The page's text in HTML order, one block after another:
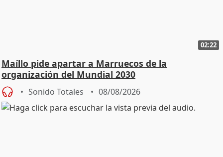
02:22
Maíllo pide apartar a Marruecos de la
organización del Mundial 2030
Sonido Totales 08/08/2026